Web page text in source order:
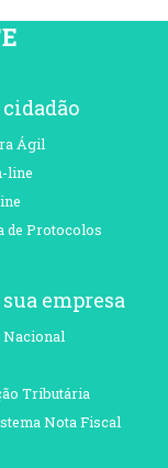
cidadão
Ágil
line
de Protocolos
sua empresa
Nacional
Tributária
Nota Fiscal